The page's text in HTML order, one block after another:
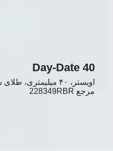
Day-Date 40
اویستر، ۴۰ میلیمتری، طلای سفید و الماس
مرجع 228349RBR